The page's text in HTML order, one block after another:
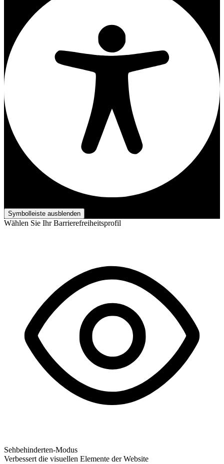
Symbolleiste ausblenden
Wählen Sie Ihr Barrierefreiheitsprofil
Sehbehinderten-Modus
Verbessert die visuellen Elemente der Website